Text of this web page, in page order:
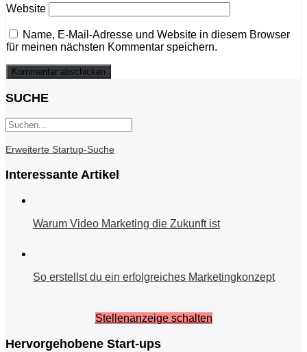
Website
Name, E-Mail-Adresse und Website in diesem Browser
für meinen nächsten Kommentar speichern.
SUCHE
Erweiterte Startup-Suche
Interessante Artikel
Warum Video Marketing die Zukunft ist
So erstellst du ein erfolgreiches Marketingkonzept
Stellenanzeige schalten
Hervorgehobene Start-ups